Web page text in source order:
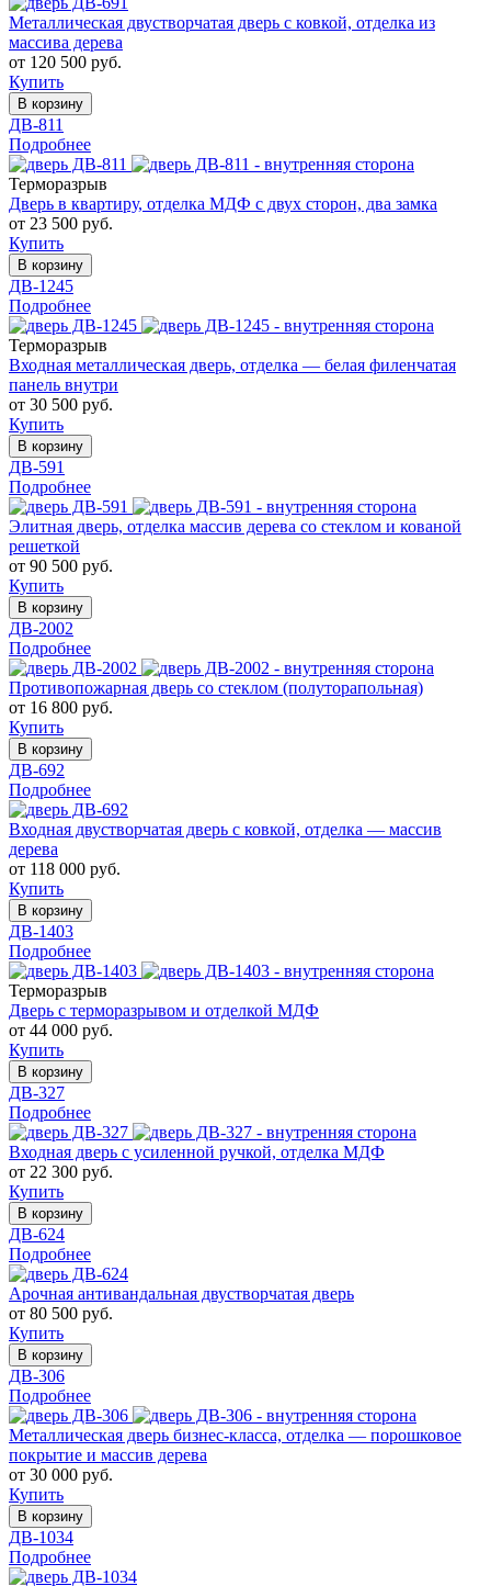
Металлическая двустворчатая дверь с ковкой, отделка из
массива дерева
от 120 500 руб.
Купить
В корзину
ДВ-811
Подробнее
Терморазрыв
Дверь в квартиру, отделка МДФ с двух сторон, два замка
от 23 500 руб.
Купить
В корзину
ДВ-1245
Подробнее
Терморазрыв
Входная металлическая дверь, отделка — белая филенчатая
панель внутри
от 30 500 руб.
Купить
В корзину
ДВ-591
Подробнее
Элитная дверь, отделка массив дерева со стеклом и кованой
решеткой
от 90 500 руб.
Купить
В корзину
ДВ-2002
Подробнее
Противопожарная дверь со стеклом (полуторапольная)
от 16 800 руб.
Купить
В корзину
ДВ-692
Подробнее
Входная двустворчатая дверь с ковкой, отделка — массив
дерева
от 118 000 руб.
Купить
В корзину
ДВ-1403
Подробнее
Терморазрыв
Дверь с терморазрывом и отделкой МДФ
от 44 000 руб.
Купить
В корзину
ДВ-327
Подробнее
Входная дверь с усиленной ручкой, отделка МДФ
от 22 300 руб.
Купить
В корзину
ДВ-624
Подробнее
Арочная антивандальная двустворчатая дверь
от 80 500 руб.
Купить
В корзину
ДВ-306
Подробнее
Металлическая дверь бизнес-класса, отделка — порошковое
покрытие и массив дерева
от 30 000 руб.
Купить
В корзину
ДВ-1034
Подробнее